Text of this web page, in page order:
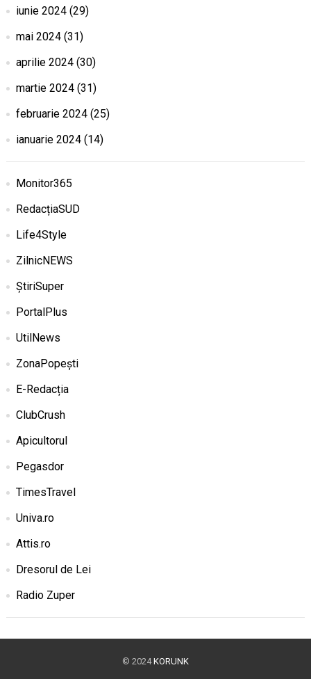
iunie 2024(29)
mai 2024(31)
aprilie 2024(30)
martie 2024(31)
februarie 2024(25)
ianuarie 2024(14)
Monitor365
RedacțiaSUD
Life4Style
ZilnicNEWS
ȘtiriSuper
PortalPlus
UtilNews
ZonaPopești
E-Redacția
ClubCrush
Apicultorul
Pegasdor
TimesTravel
Univa.ro
Attis.ro
Dresorul de Lei
Radio Zuper
© 2024KORUNK